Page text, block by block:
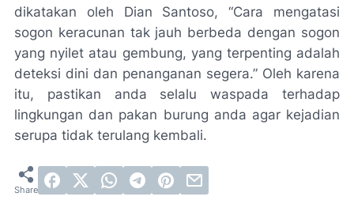
dikatakan oleh Dian Santoso, “Cara mengatasi
sogon keracunan tak jauh berbeda dengan sogon
yang nyilet atau gembung, yang terpenting adalah
deteksi dini dan penanganan segera.” Oleh karena
itu, pastikan anda selalu waspada terhadap
lingkungan dan pakan burung anda agar kejadian
serupa tidak terulang kembali.